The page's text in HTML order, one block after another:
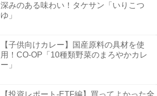
深みのある味わい！タケサン「いりこつ
ゆ」
【子供向けカレー】国産原料の具材を使
用！CO-OP「10種類野菜のまろやかカレ
ー」